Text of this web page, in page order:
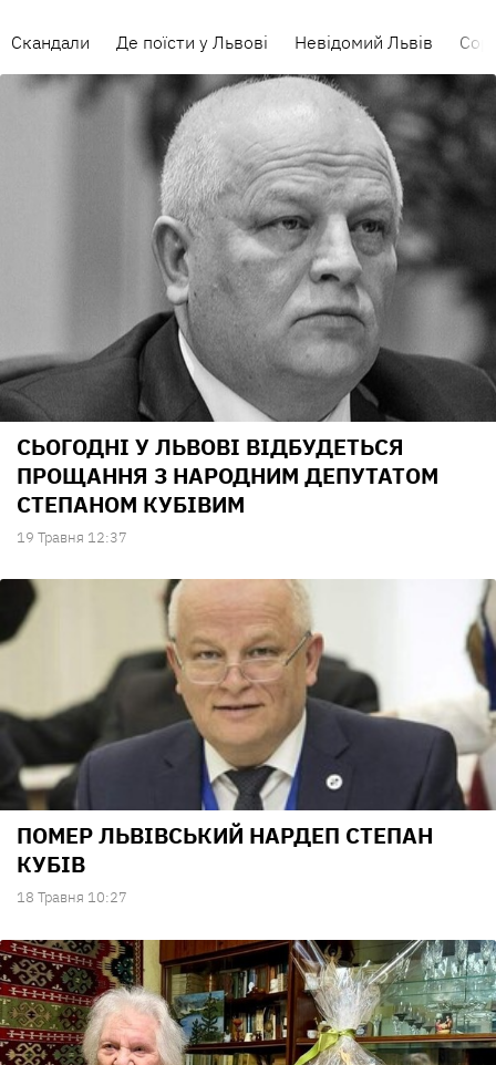
Скандали Де поїсти у Львові Невідомий Львів
СЬОГОДНІ У ЛЬВОВІ ВІДБУДЕТЬСЯ
ПРОЩАННЯ З НАРОДНИМ ДЕПУТАТОМ
СТЕПАНОМ КУБІВИМ
19 Травня 12:37
ПОМЕР ЛЬВІВСЬКИЙ НАРДЕП СТЕПАН
КУБІВ
18 Травня 10:27